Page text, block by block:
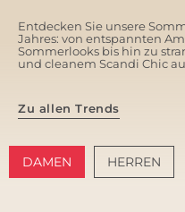
Entdecken Sie unsere
Jahres: von entspannten
Sommerlooks bis hin zu
und cleanem Scandi Chic
Zu allen Trends
DAMEN HERREN